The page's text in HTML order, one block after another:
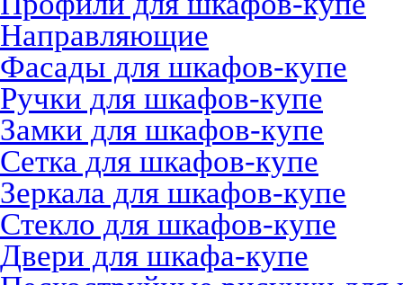
Направляющие
Фасады для шкафов-купе
Ручки для шкафов-купе
Замки для шкафов-купе
Сетка для шкафов-купе
Зеркала для шкафов-купе
Стекло для шкафов-купе
Двери для шкафа-купе